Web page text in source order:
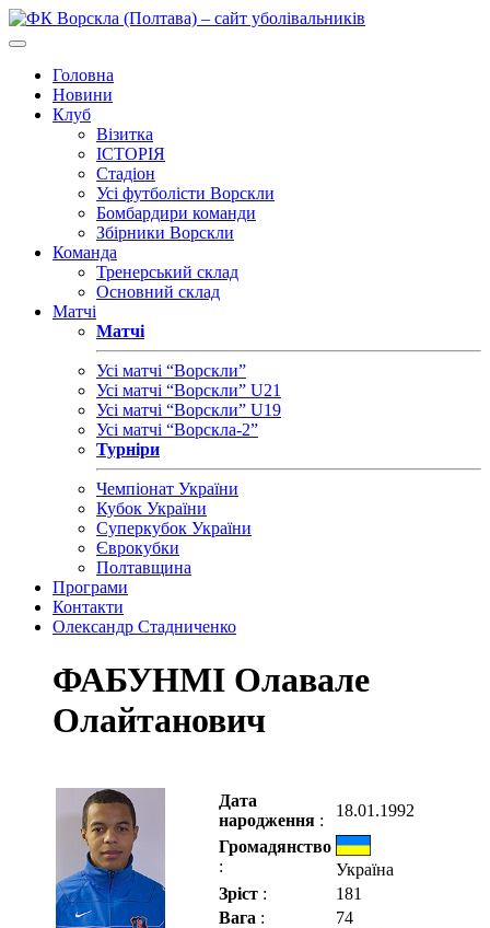
Головна
Новини
Клуб
Візитка
ІСТОРІЯ
Стадіон
Усі футболісти Ворскли
Бомбардири команди
Збірники Ворскли
Команда
Тренерський склад
Основний склад
Матчі
Матчі
Усі матчі “Ворскли”
Усі матчі “Ворскли” U21
Усі матчі “Ворскли” U19
Усі матчі “Ворскла-2”
Турніри
Чемпіонат України
Кубок України
Суперкубок України
Єврокубки
Полтавщина
Програми
Контакти
Олександр Стадниченко
ФАБУНМІ Олавале
Олайтанович
Дата
народження :
18.01.1992
Громадянство
:
Україна
Зріст :
181
Вага :
74